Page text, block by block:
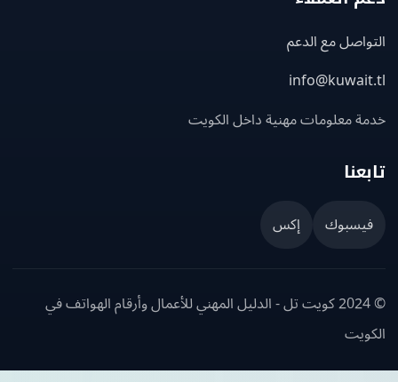
مع الدعم
معلومات مهنية داخل الكويت
إكس
© 2024 كويت تل - الدليل المهني للأعمال وأرقام الهواتف في